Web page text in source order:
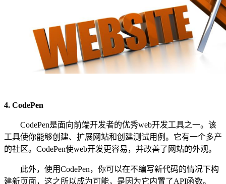
4. CodePen
CodePen是面向前端开发者的优秀web开发工具之一。该
工具使你能够创建、扩展网站和创建测试用例。它有一个多产
的社区。CodePen使web开发更容易，并改善了网站的外观。
此外，使用CodePen，你可以在不编写新代码的情况下构
建新页面，这之所以成为可能，是因为它内置了API函数。